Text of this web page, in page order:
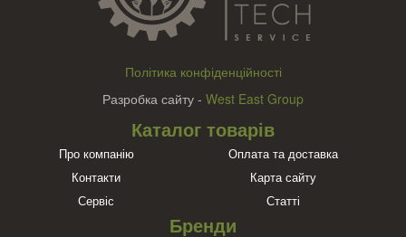
Політика конфіденційності
Разробка сайту - West East Group
Каталог товарів
Про компанію
Оплата та доставка
Контакти
Карта сайту
Сервіс
Статті
Бренди